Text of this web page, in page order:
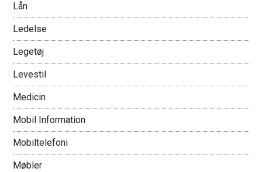
Lån
Ledelse
Legetøj
Levestil
Medicin
Mobil Information
Mobiltelefoni
Møbler